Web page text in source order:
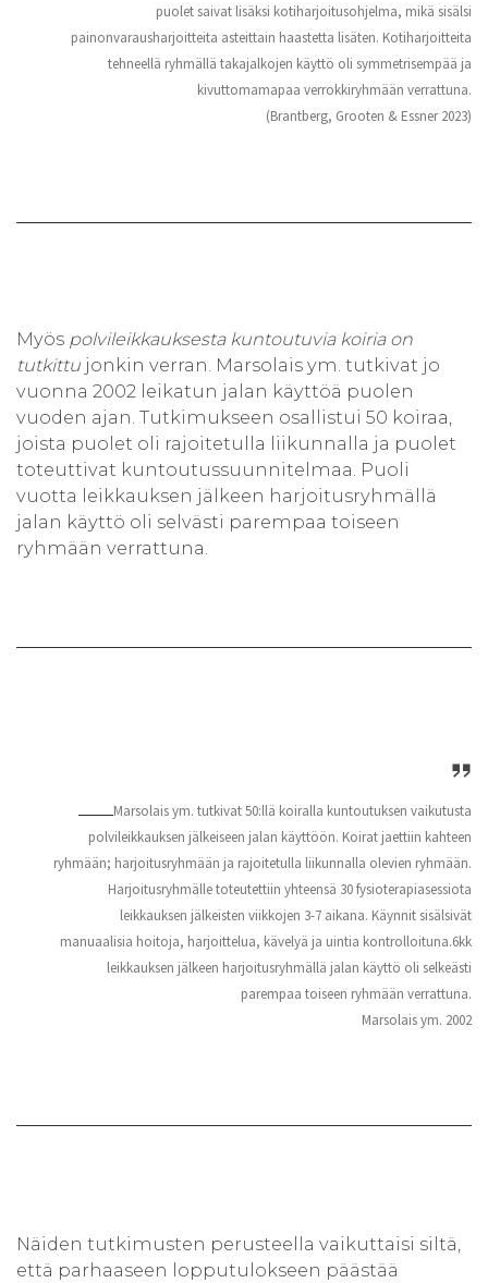
puolet saivat lisäksi kotiharjoitusohjelma, mikä sisälsi
painonvarausharjoitteita asteittain haastetta lisäten. Kotiharjoitteita
tehneellä ryhmällä takajalkojen käyttö oli symmetrisempää ja
kivuttomamapaa verrokkiryhmään verrattuna.
(Brantberg, Grooten & Essner 2023)
Myös polvileikkauksesta kuntoutuvia koiria on
tutkittu jonkin verran. Marsolais ym. tutkivat jo
vuonna 2002 leikatun jalan käyttöä puolen
vuoden ajan. Tutkimukseen osallistui 50 koiraa,
joista puolet oli rajoitetulla liikunnalla ja puolet
toteuttivat kuntoutussuunnitelmaa. Puoli
vuotta leikkauksen jälkeen harjoitusryhmällä
jalan käyttö oli selvästi parempaa toiseen
ryhmään verrattuna.
Marsolais ym. tutkivat 50:llä koiralla kuntoutuksen vaikutusta
polvileikkauksen jälkeiseen jalan käyttöön. Koirat jaettiin kahteen
ryhmään; harjoitusryhmään ja rajoitetulla liikunnalla olevien ryhmään.
Harjoitusryhmälle toteutettiin yhteensä 30 fysioterapiasessiota
leikkauksen jälkeisten viikkojen 3-7 aikana. Käynnit sisälsivät
manuaalisia hoitoja, harjoittelua, kävelyä ja uintia kontrolloituna.6kk
leikkauksen jälkeen harjoitusryhmällä jalan käyttö oli selkeästi
parempaa toiseen ryhmään verrattuna.
Marsolais ym. 2002
Näiden tutkimusten perusteella vaikuttaisi siltä,
että parhaaseen lopputulokseen päästää